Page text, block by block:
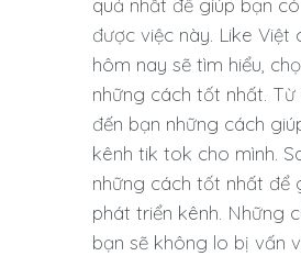
quả nhất để giúp bạn
được việc này. Like Việt
hôm nay sẽ tìm hiểu,
những cách tốt nhất.
đến bạn những cách
kênh tik tok cho mình.
những cách tốt nhất để
phát triển kênh. Những
bạn sẽ không lo bị vấn